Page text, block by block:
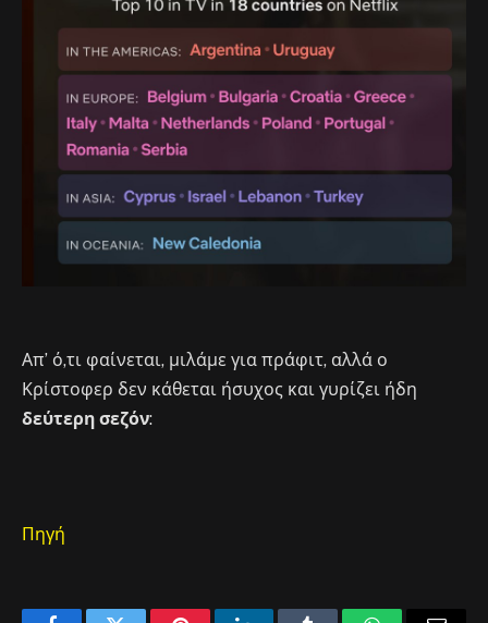
Απ’ ό,τι φαίνεται, μιλάμε για πράφιτ, αλλά ο
Κρίστοφερ δεν κάθεται ήσυχος και γυρίζει ήδη
δεύτερη σεζόν:
Πηγή